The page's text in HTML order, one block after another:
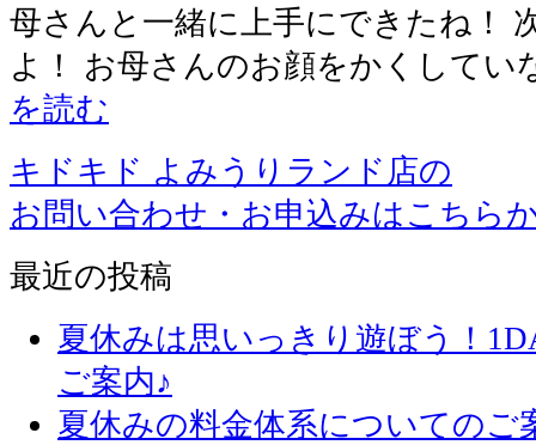
母さんと一緒に上手にできたね！
よ！ お母さんのお顔をかくして
を読む
キドキド よみうりランド店の
お問い合わせ・お申込みはこちら
最近の投稿
夏休みは思いっきり遊ぼう！
ご案内♪
夏休みの料金体系についてのご